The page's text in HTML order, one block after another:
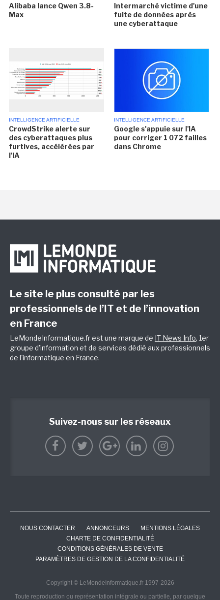
Alibaba lance Qwen 3.8-
Max
Intermarché victime d'une
fuite de données après
une cyberattaque
INTELLIGENCE ARTIFICIELLE
CrowdStrike alerte sur
des cyberattaques plus
furtives, accélérées par
l'IA
INTELLIGENCE ARTIFICIELLE
Google s'appuie sur l'IA
pour corriger 1 072 failles
dans Chrome
Le site le plus consulté par les
professionnels de l’IT et de l’innovation
en France
LeMondeInformatique.fr est une marque de IT News Info, 1er
groupe d'information et de services dédié aux professionnels
de l'informatique en France.
Suivez-nous sur les réseaux
NOUS CONTACTER ANNONCEURS
MENTIONS LÉGALES
CHARTE DE CONFIDENTIALITÉ
CONDITIONS GÉNÉRALES DE VENTE
PARAMÈTRES DE GESTION DE LA CONFIDENTIALITÉ
Copyright © LeMondeInformatique.fr 1997-2026
Toute reproduction ou représentation intégrale ou partielle, par quelque